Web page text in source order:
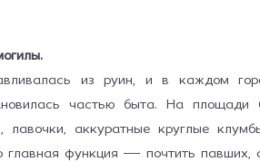
из руин, и в каждом
частью быта. На площади
лавочки, аккуратные круглые
функция — почтить павших,